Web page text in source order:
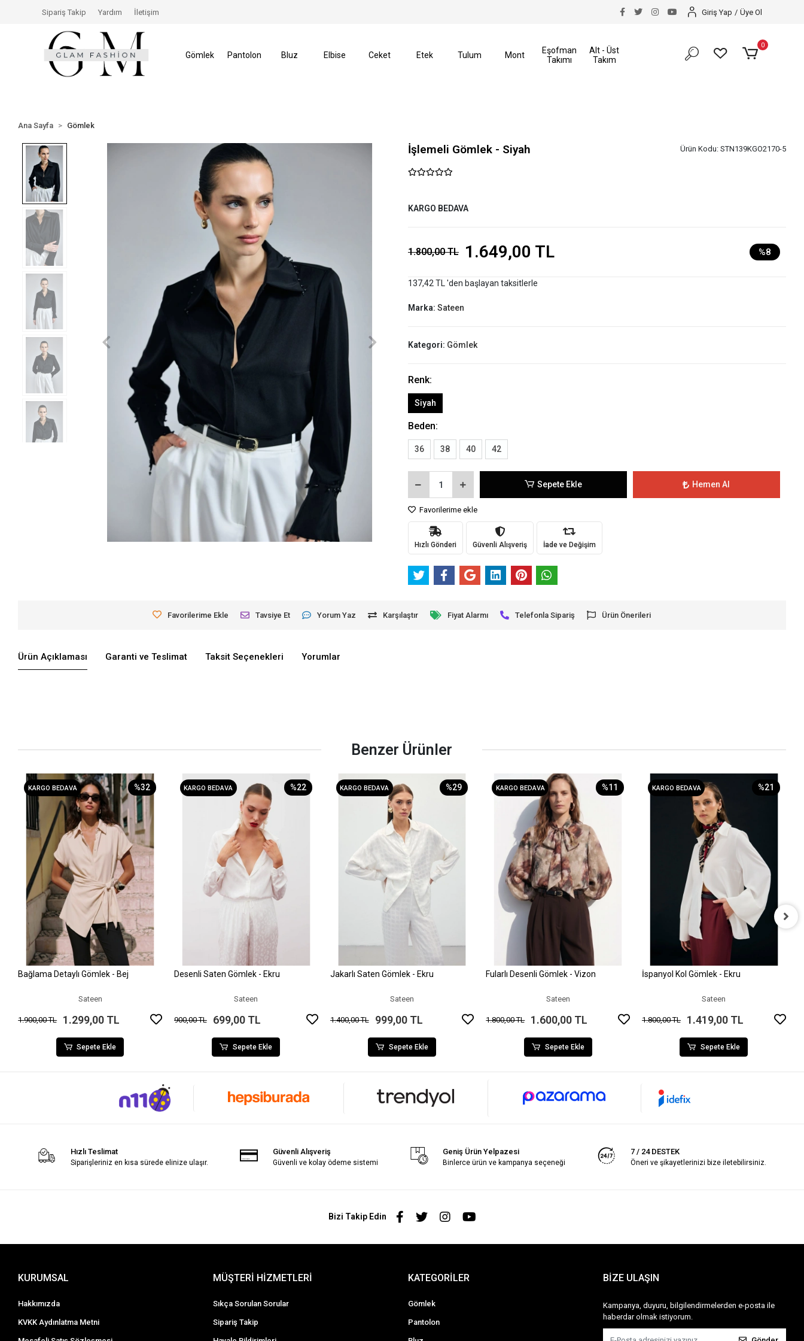
İade Hakkı Size Özel İndirimler Size Özel İndirimler Tüm Alışverişlerinizde
Sipariş Takip Yardım İletişim Giriş Yap / Üye Ol
Gömlek Pantolon Bluz Elbise Ceket Etek Tulum Mont
Eşofman
Takımı
Alt - Üst
Takım
0
Ana Sayfa Gömlek
İşlemeli Gömlek - Siyah Ürün Kodu: STN139KGO2170-5
KARGO BEDAVA
1.800,00 TL 1.649,00 TL %8
137,42 TL 'den başlayan taksitlerle
Marka: Sateen
Kategori: Gömlek
Renk:
Siyah
Beden:
36 38 40 42
Sepete Ekle Hemen Al
Favorilerime ekle
Hızlı Gönderi Güvenli Alışveriş İade ve Değişim
Favorilerime Ekle Tavsiye Et Yorum Yaz Karşılaştır Fiyat Alarmı Telefonla Sipariş Ürün Önerileri
Ürün Açıklaması Garanti ve Teslimat Taksit Seçenekleri Yorumlar
Benzer Ürünler
KARGO BEDAVA %32
Sepete Ekle
Bağlama Detaylı Gömlek - Bej
Sateen
1.900,00 TL 1.299,00 TL
Sepete Ekle
KARGO BEDAVA %22
Sepete Ekle
Desenli Saten Gömlek - Ekru
Sateen
900,00 TL 699,00 TL
Sepete Ekle
KARGO BEDAVA %29
Sepete Ekle
Jakarlı Saten Gömlek - Ekru
Sateen
1.400,00 TL 999,00 TL
Sepete Ekle
KARGO BEDAVA %11
Sepete Ekle
Fularlı Desenli Gömlek - Vizon
Sateen
1.800,00 TL 1.600,00 TL
Sepete Ekle
KARGO BEDAVA %21
Sepete Ekle
İspanyol Kol Gömlek - Ekru
Sateen
1.800,00 TL 1.419,00 TL
Sepete Ekle
Hızlı Teslimat
Siparişleriniz en kısa sürede elinize ulaşır.
Güvenli Alışveriş
Güvenli ve kolay ödeme sistemi
Geniş Ürün Yelpazesi
Binlerce ürün ve kampanya seçeneği
7 / 24 DESTEK
Öneri ve şikayetlerinizi bize iletebilirsiniz.
Bizi Takip Edin
KURUMSAL
Hakkımızda
KVKK Aydınlatma Metni
MÜŞTERİ HİZMETLERİ
Sıkça Sorulan Sorular
Sipariş Takip
KATEGORİLER
Gömlek
Pantolon
BİZE ULAŞIN
Kampanya, duyuru, bilgilendirmelerden e-posta ile
haberdar olmak istiyorum.